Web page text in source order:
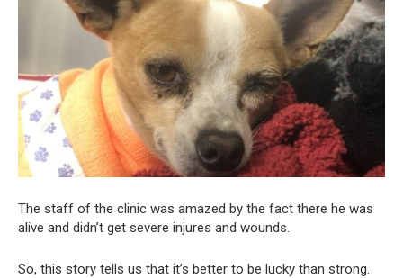
The staff of the clinic was amazed by the fact there he was
alive and didn’t get severe injures and wounds.
So, this story tells us that it’s better to be lucky than strong.